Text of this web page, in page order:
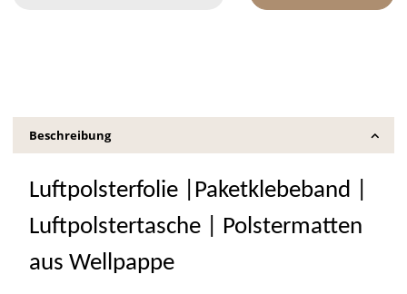
Beschreibung
Luftpolsterfolie |Paketklebeband |
Luftpolstertasche | Polstermatten
aus Wellpappe